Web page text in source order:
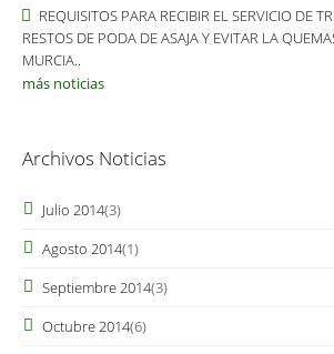
REQUISITOS PARA RECIBIR EL SERVICIO DE
RESTOS DE PODA DE ASAJA Y EVITAR LA
MURCIA..
más noticias
Archivos Noticias
Julio 2014(3)
Agosto 2014(1)
Septiembre 2014(3)
Octubre 2014(6)